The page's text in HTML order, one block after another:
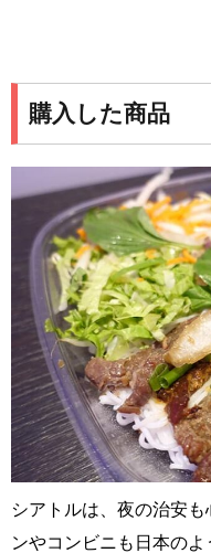
購入した商品
シアトルは、夜の治安
ンやコンビニも日本の